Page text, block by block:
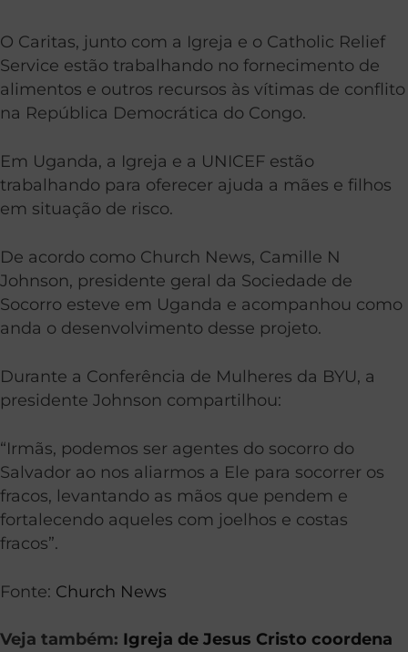
O Caritas, junto com a Igreja e o Catholic Relief
Service estão trabalhando no fornecimento de
alimentos e outros recursos às vítimas de conflito
na República Democrática do Congo.
Em Uganda, a Igreja e a UNICEF estão
trabalhando para oferecer ajuda a mães e filhos
em situação de risco.
De acordo como Church News, Camille N
Johnson, presidente geral da Sociedade de
Socorro esteve em Uganda e acompanhou como
anda o desenvolvimento desse projeto.
Durante a Conferência de Mulheres da BYU, a
presidente Johnson compartilhou:
“Irmãs, podemos ser agentes do socorro do
Salvador ao nos aliarmos a Ele para socorrer os
fracos, levantando as mãos que pendem e
fortalecendo aqueles com joelhos e costas
fracos”.
Fonte: Church News
Veja também: Igreja de Jesus Cristo coordena